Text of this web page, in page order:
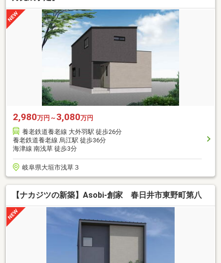
2,980万円～ 3,080万円
養老鉄道養老線 大外羽駅 徒歩26分
養老鉄道養老線 烏江駅 徒歩36分
海津線 南浅草 徒歩3分
岐阜県大垣市浅草３
【ナカジツの新築】Asobi-創家 春日井市東野町第八